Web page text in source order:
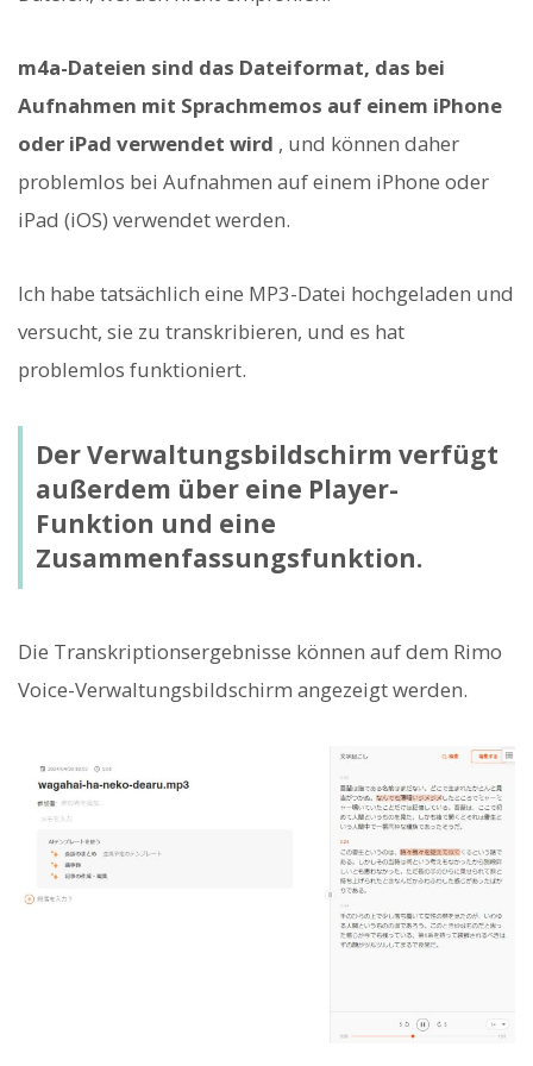
m4a-Dateien sind das Dateiformat, das bei
Aufnahmen mit Sprachmemos auf einem iPhone
oder iPad verwendet wird , und können daher
problemlos bei Aufnahmen auf einem iPhone oder
iPad (iOS) verwendet werden.
Ich habe tatsächlich eine MP3-Datei hochgeladen und
versucht, sie zu transkribieren, und es hat
problemlos funktioniert.
Der Verwaltungsbildschirm verfügt
außerdem über eine Player-
Funktion und eine
Zusammenfassungsfunktion.
Die Transkriptionsergebnisse können auf dem Rimo
Voice-Verwaltungsbildschirm angezeigt werden.